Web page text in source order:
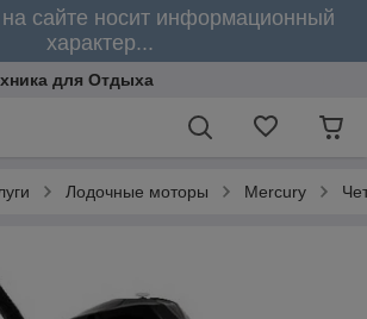
сайте носит информационный
характер...
для Отдыха
Лодочные моторы Mercury